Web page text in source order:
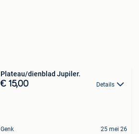
Plateau/dienblad Jupiler.
€ 15,00 Details
Genk 25 mei 26